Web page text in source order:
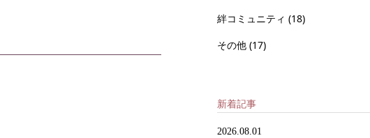
絆コミュニティ (18)
その他 (17)
新着記事
2026.08.01